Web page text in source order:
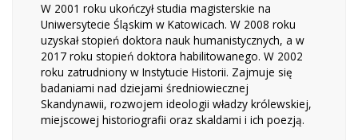
W 2001 roku ukończył studia magisterskie na
Uniwersytecie Śląskim w Katowicach. W 2008 roku
uzyskał stopień doktora nauk humanistycznych, a w
2017 roku stopień doktora habilitowanego. W 2002
roku zatrudniony w Instytucie Historii. Zajmuje się
badaniami nad dziejami średniowiecznej
Skandynawii, rozwojem ideologii władzy królewskiej,
miejscowej historiografii oraz skaldami i ich poezją.